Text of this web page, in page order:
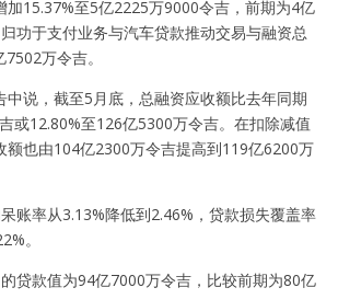
加15.37%至5亿2225万9000令吉，前期为4亿
功于支付业务与汽车贷款推动交易与融资总
万令吉。
中说，截至5月底，总融资应收额比去年同期
或12.80%至126亿5300万令吉。在扣除减值
额也由104亿2300万令吉提高到119亿6200万
账率从3.13%降低到2.46%，贷款损失覆盖率
。
贷款值为94亿7000万令吉，比较前期为80亿